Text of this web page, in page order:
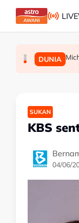
Skip to main content
LIVE
MALAYSIA
MALAYSIA
DUNIA
SUKAN
KBS
04/06/